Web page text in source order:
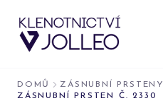
DOMŮ
ZÁSNUBNÍ PRSTENY
ZÁSNUBNÍ PRSTEN Č. 2330